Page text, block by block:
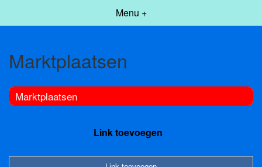
Menu +
Marktplaatsen
Marktplaatsen
Link toevoegen